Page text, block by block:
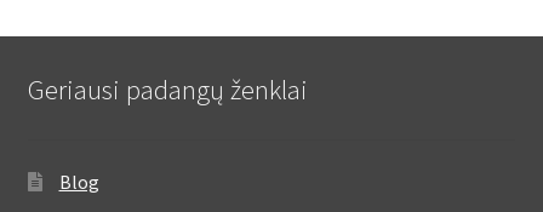
Geriausi padangų ženklai
Blog